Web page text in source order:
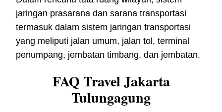
jaringan prasarana dan sarana transportasi
termasuk dalam sistem jaringan transportasi
yang meliputi jalan umum, jalan tol, terminal
penumpang, jembatan timbang, dan jembatan.
FAQ Travel Jakarta
Tulungagung